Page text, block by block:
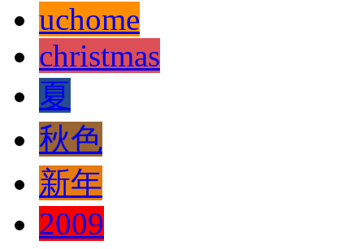
uchome
christmas
夏
秋色
新年
2009